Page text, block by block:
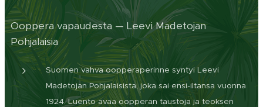
Ooppera vapaudesta — Leevi Madetojan
Pohjalaisia
Suomen vahva oopperaperinne syntyi Leevi
Madetojan Pohjalaisista, joka sai ensi-iltansa vuonna
1924. Luento avaa oopperan taustoja ja teoksen